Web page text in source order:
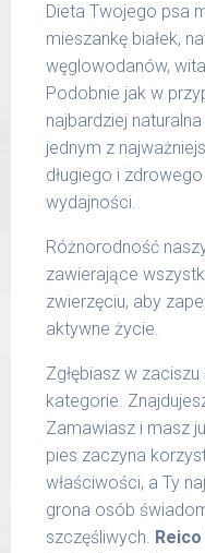
Dieta Twojego psa
mieszankę białek,
węglowodanów,
Podobnie jak w
najbardziej
jednym z
długiego i
wydajności.
Różnorodność
zawierające
zwierzęciu, aby
aktywne życie.
Zgłębiasz w
kategorie.
Zamawiasz i masz
pies zaczyna
właściwości, a Ty
grona osób
szczęśliwych. Reico